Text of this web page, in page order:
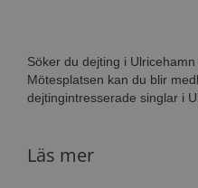
Söker du dejting i
Mötesplatsen kan du blir
dejtingintresserade singlar i
Läs mer